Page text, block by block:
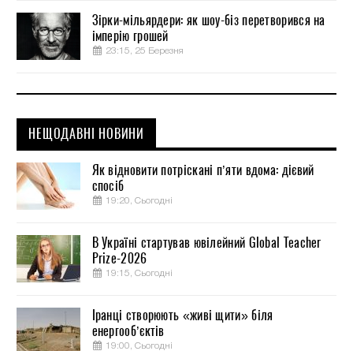
Зірки-мільярдери: як шоу-біз перетворився на
імперію грошей
23:15, 25 Березня
НЕЩОДАВНІ НОВИНИ
Як відновити потріскані п’яти вдома: дієвий
спосіб
19:20, Сьогодні
В Україні стартував ювілейний Global Teacher
Prize-2026
19:15, Сьогодні
Іранці створюють «живі щити» біля
енергооб’єктів
19:00, Сьогодні